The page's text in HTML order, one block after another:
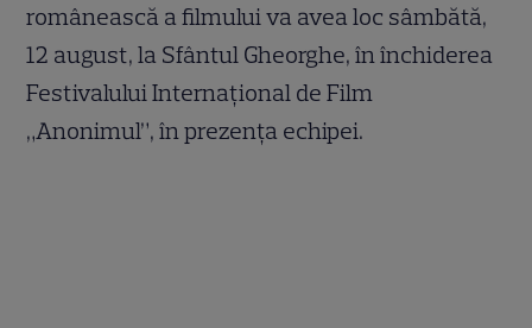
românească a filmului va avea loc sâmbătă,
12 august, la Sfântul Gheorghe, în închiderea
Festivalului Internațional de Film
„Anonimul”, în prezența echipei.